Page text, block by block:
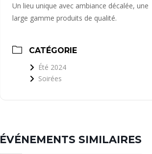
Un lieu unique avec ambiance décalée, une
large gamme produits de qualité.
CATÉGORIE
Été 2024
Soirées
ÉVÉNEMENTS SIMILAIRES